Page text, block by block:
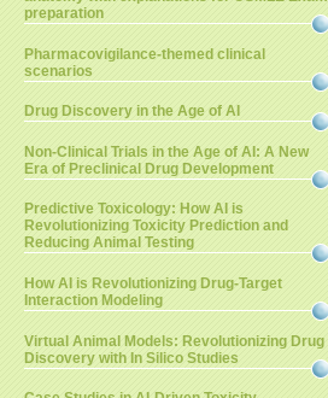
preparation
Pharmacovigilance-themed clinical
scenarios
Drug Discovery in the Age of AI
Non-Clinical Trials in the Age of AI: A New
Era of Preclinical Drug Development
Predictive Toxicology: How AI is
Revolutionizing Toxicity Prediction and
Reducing Animal Testing
How AI is Revolutionizing Drug-Target
Interaction Modeling
Virtual Animal Models: Revolutionizing Drug
Discovery with In Silico Studies